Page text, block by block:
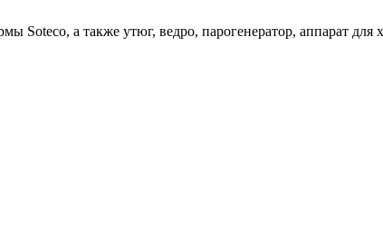
Soteco, а также утюг, ведро, парогенератор,